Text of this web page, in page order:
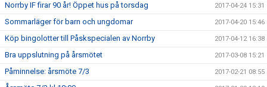
Norrby IF firar 90 år! Öppet hus på torsdag 2017-04-24 15:31
Sommarläger för barn och ungdomar 2017-04-20 15:46
Köp bingolotter till Påskspecialen av Norrby 2017-04-12 16:38
Bra uppslutning på årsmötet 2017-03-08 15:21
Påminnelse: årsmöte 7/3 2017-02-21 08:55